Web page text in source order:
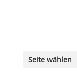
Seite wählen